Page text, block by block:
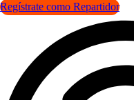
Regístrate como Repartidor